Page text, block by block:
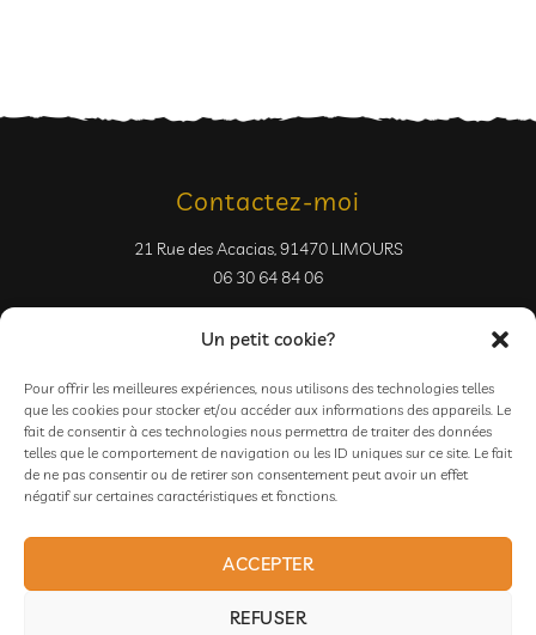
Un petit cookie?
Pour offrir les meilleures expériences, nous utilisons des technologies telles
que les cookies pour stocker et/ou accéder aux informations des appareils. Le
fait de consentir à ces technologies nous permettra de traiter des données
telles que le comportement de navigation ou les ID uniques sur ce site. Le fait
de ne pas consentir ou de retirer son consentement peut avoir un effet
négatif sur certaines caractéristiques et fonctions.
ACCEPTER
REFUSER
Contactez-moi
21 Rue des Acacias, 91470 LIMOURS
06 30 64 84 06
Pages
Mentions Légales
Politique de Confidentialité
Médiation de la consommation